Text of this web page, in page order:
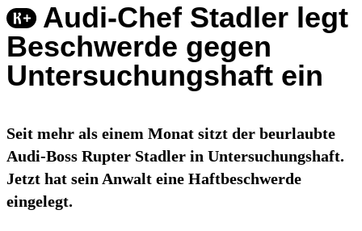
Audi-Chef Stadler legt
Beschwerde gegen
Untersuchungshaft ein
Seit mehr als einem Monat sitzt der beurlaubte
Audi-Boss Rupter Stadler in Untersuchungshaft.
Jetzt hat sein Anwalt eine Haftbeschwerde
eingelegt.